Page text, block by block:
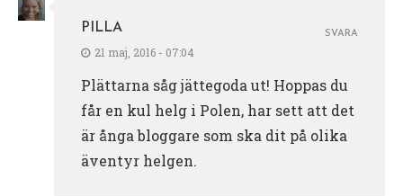
PILLA
21 maj, 2016 - 07:04
Plättarna såg jättegoda ut! Hoppas du
får en kul helg i Polen, har sett att det
är ånga bloggare som ska dit på olika
äventyr helgen.
SVARA